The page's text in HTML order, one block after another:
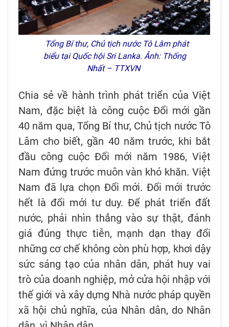
Tổng Bí thư, Chủ tịch nước Tô Lâm phát
biểu tại Quốc hội Sri Lanka. Ảnh: Thống
Nhất – TTXVN
Chia sẻ về hành trình phát triển của Việt
Nam, đặc biệt là công cuộc Đổi mới gần
40 năm qua, Tổng Bí thư, Chủ tịch nước Tô
Lâm cho biết, gần 40 năm trước, khi bắt
đầu công cuộc Đổi mới năm 1986, Việt
Nam đứng trước muôn vàn khó khăn. Việt
Nam đã lựa chọn Đổi mới. Đổi mới trước
hết là đổi mới tư duy. Để phát triển đất
nước, phải nhìn thẳng vào sự thật, đánh
giá đúng thực tiễn, mạnh dạn thay đổi
những cơ chế không còn phù hợp, khơi dậy
sức sáng tạo của nhân dân, phát huy vai
trò của doanh nghiệp, mở cửa hội nhập với
thế giới và xây dựng Nhà nước pháp quyền
xã hội chủ nghĩa, của Nhân dân, do Nhân